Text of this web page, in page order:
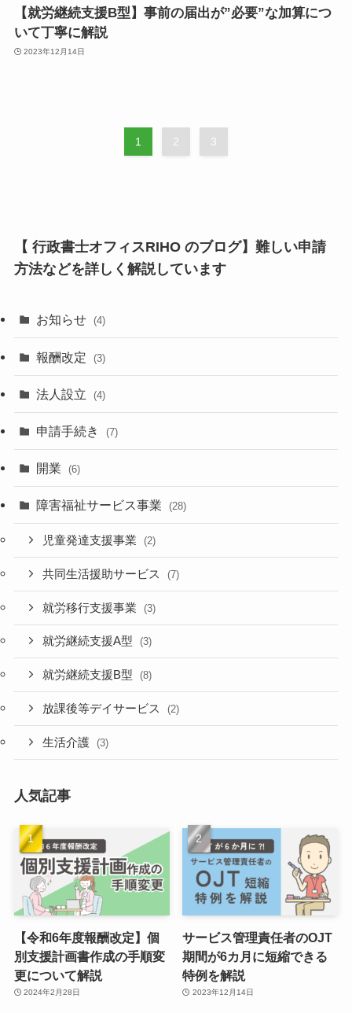
【就労継続支援B型】事前の届出が”必要”な加算につ
いて丁寧に解説
2023年12月14日
1 2 3
【 行政書士オフィスRIHO のブログ】難しい申請
方法などを詳しく解説しています
お知らせ (4)
報酬改定 (3)
法人設立 (4)
申請手続き (7)
開業 (6)
障害福祉サービス事業 (28)
児童発達支援事業 (2)
共同生活援助サービス (7)
就労移行支援事業 (3)
就労継続支援A型 (3)
就労継続支援B型 (8)
放課後等デイサービス (2)
生活介護 (3)
人気記事
【令和6年度報酬改定】個
別支援計画書作成の手順変
更について解説
2024年2月28日
サービス管理責任者のOJT
期間が6カ月に短縮できる
特例を解説
2023年12月14日